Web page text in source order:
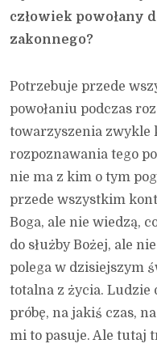
człowiek powołany
zakonnego?
Potrzebuje przede
powołaniu podczas
towarzyszenia zwykle
rozpoznawania tego
nie ma z kim o tym
przede wszystkim
Boga, ale nie wiedzą,
do służby Bożej, ale
polega w dzisiejszym
totalna z życia. Ludzie
próbę, na jakiś czas,
mi to pasuje. Ale tutaj